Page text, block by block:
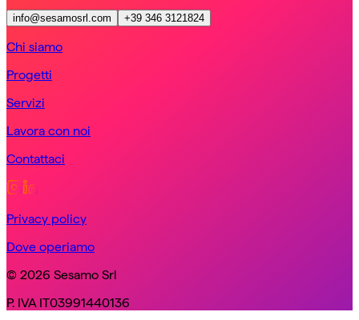
info@sesamosrl.com +39 346 3121824
Chi siamo
Progetti
Servizi
Lavora con noi
Contattaci
Privacy policy
Dove operiamo
© 2026 Sesamo Srl
P. IVA IT03991440136